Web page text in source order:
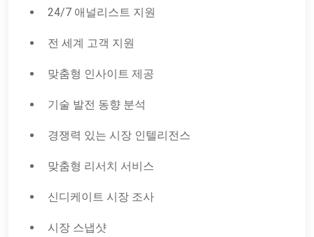
24/7 애널리스트 지원
전 세계 고객 지원
맞춤형 인사이트 제공
기술 발전 동향 분석
경쟁력 있는 시장 인텔리전스
맞춤형 리서치 서비스
신디케이트 시장 조사
시장 스냅샷